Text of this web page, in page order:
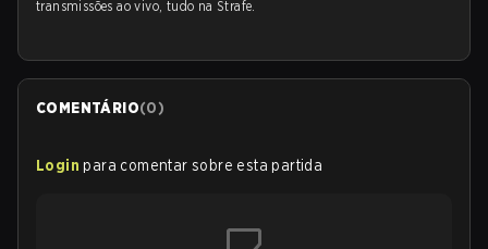
transmissões ao vivo, tudo na Strafe.
COMENTÁRIO(0)
Login para comentar sobre esta partida